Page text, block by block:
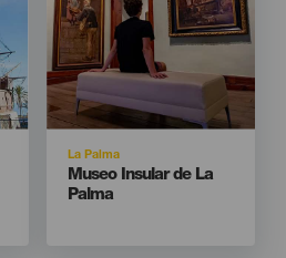
Isla
La Palma
Titular
Museo Insular de La
Palma